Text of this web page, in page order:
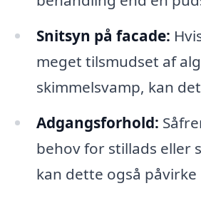
Snitsyn på facade:
meget tilsmudset af
skimmelsvamp, kan
Adgangsforhold:
behov for stillads eller
kan dette også påvirke